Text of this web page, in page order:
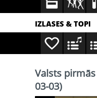
IZLASES & TOPI
Valsts
03-03)